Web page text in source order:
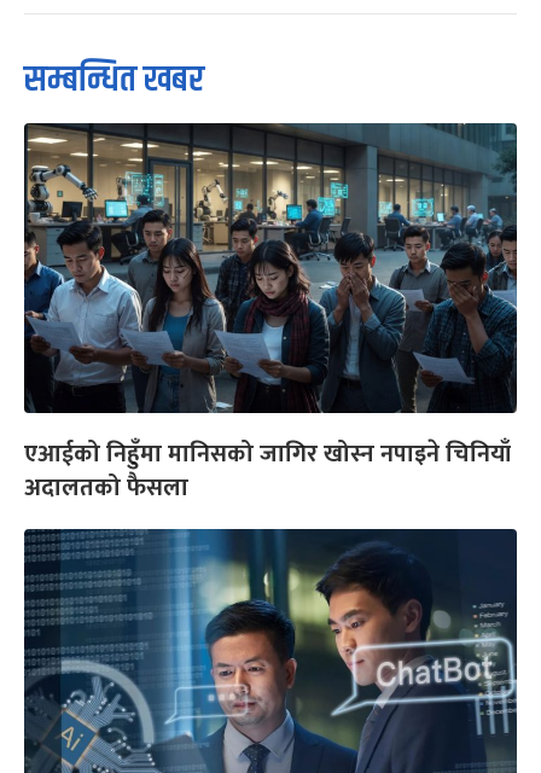
सम्बन्धित खबर
एआईको निहुँमा मानिसको जागिर खोस्न नपाइने चिनियाँ
अदालतको फैसला